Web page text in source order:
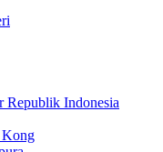
Republik Indonesia
Kong